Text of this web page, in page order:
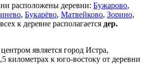
расположены деревни: Бужарово,
, Букарёво, Матвейково, Зорино,
к деревне располагается дер.
является город Истра,
километрах к юго-востоку от деревни